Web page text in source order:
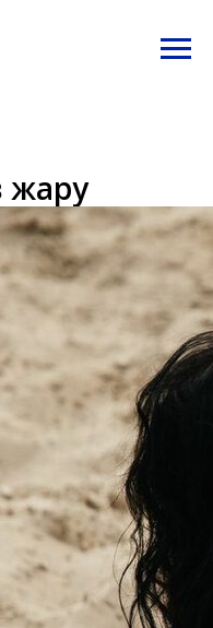
жару